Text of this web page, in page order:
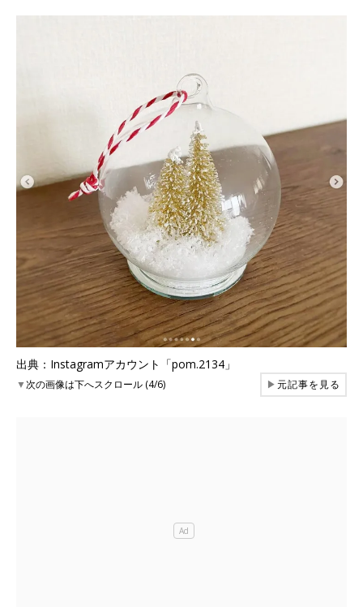
出典：Instagramアカウント「pom.2134」
▼次の画像は下へスクロール (4/6) ▶元記事を見る